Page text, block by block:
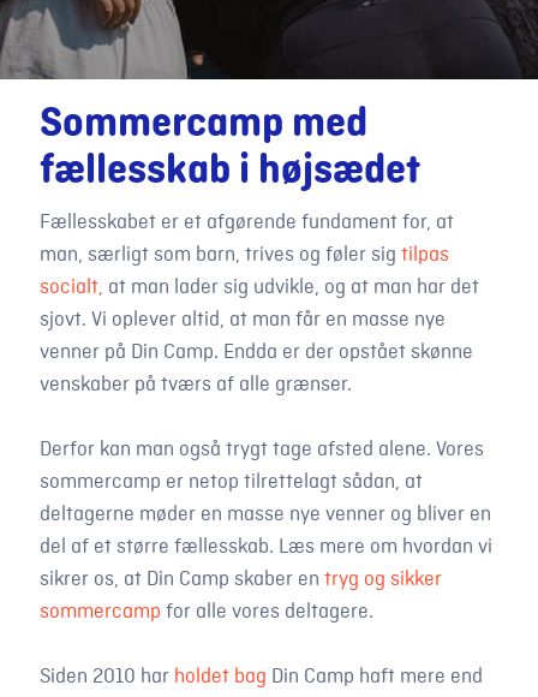
Sommercamp med
fællesskab i højsædet
Fællesskabet er et afgørende fundament for, at
man, særligt som barn, trives og føler sig tilpas
socialt, at man lader sig udvikle, og at man har det
sjovt. Vi oplever altid, at man får en masse nye
venner på Din Camp. Endda er der opstået skønne
venskaber på tværs af alle grænser.
Derfor kan man også trygt tage afsted alene. Vores
sommercamp er netop tilrettelagt sådan, at
deltagerne møder en masse nye venner og bliver en
del af et større fællesskab. Læs mere om hvordan vi
sikrer os, at Din Camp skaber en tryg og sikker
sommercamp for alle vores deltagere.
Siden 2010 har holdet bag Din Camp haft mere end